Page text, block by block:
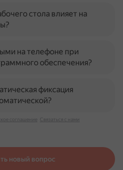
стола влияет на
на телефоне при
обеспечения?
фиксация
соглашение Связаться с нами
новый вопрос